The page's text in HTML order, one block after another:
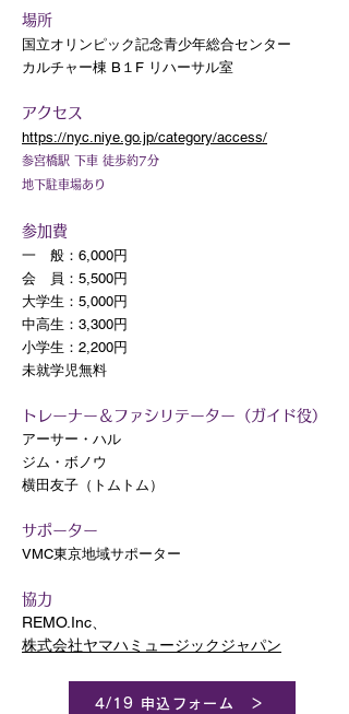
場所
国立オリンピック記念青少年総合センター
カルチャー棟 B１F リハーサル室
アクセス
https://nyc.niye.go.jp/category/access/
参宮橋駅 下車 徒歩約7分
​地下駐車場あり
参加費
一 般：6,000円
会 員：5,500円
大学生：5,000円
中高生：3,300円
小学生：2,200円
未就学児無料
トレーナー＆ファシリテーター（ガイド役）
アーサー・ハル
ジム・ボノウ
横田友子（トムトム）
サポーター
VMC東京地域サポーター
協力
REMO.Inc、
株式会社ヤマハミュージックジャパン
4/19 申込フォーム ＞